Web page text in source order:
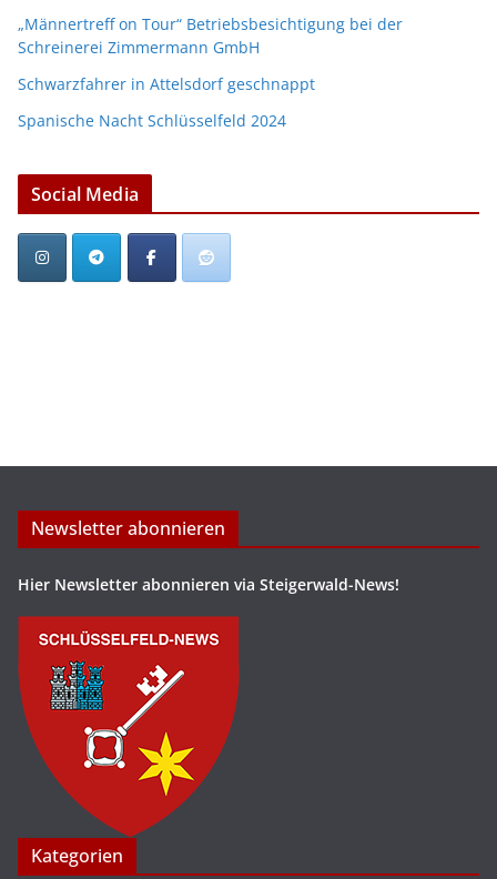
„Männertreff on Tour“ Betriebsbesichtigung bei der
Schreinerei Zimmermann GmbH
Schwarzfahrer in Attelsdorf geschnappt
Spanische Nacht Schlüsselfeld 2024
Social Media
Newsletter abonnieren
Hier Newsletter abonnieren via Steigerwald-News!
Kategorien